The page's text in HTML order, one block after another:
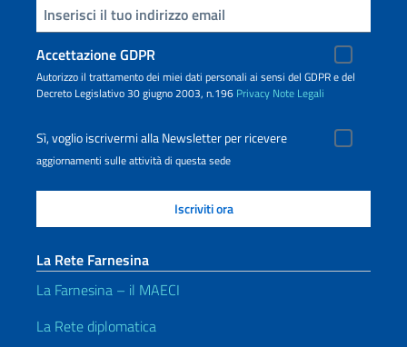
Inserisci la tua email
Accettazione GDPR
Autorizzo il trattamento dei miei dati personali ai sensi del GDPR e del
Decreto Legislativo 30 giugno 2003, n.196 Privacy Note Legali
Sì, voglio iscrivermi alla Newsletter per ricevere
aggiornamenti sulle attività di questa sede
La Rete Farnesina
La Farnesina – il MAECI
La Rete diplomatica